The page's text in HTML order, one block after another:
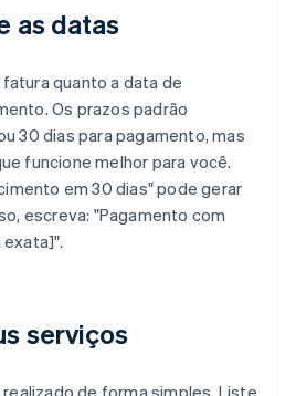
as datas
quanto a data de
Os prazos padrão
30 dias para pagamento, mas
funcione melhor para você.
em 30 dias" pode gerar
escreva: "Pagamento com
serviços